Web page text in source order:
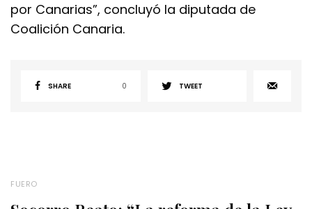
por Canarias”, concluyó la diputada de
Coalición Canaria.
SHARE 0 TWEET
FUERO